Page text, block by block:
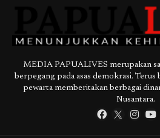
MEDIA PAPUALIVES merupakan
berpegang pada asas demokrasi. Terus
pewarta memberitakan berbagai
Nusantara.